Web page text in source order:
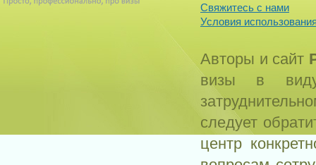
Свяжитесь с нами
Условия
Авторы и сайт
визы в виду
следует
центр